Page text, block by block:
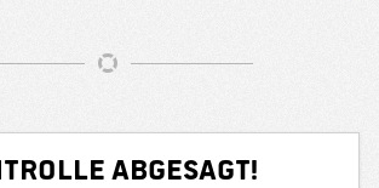
abgesagt!